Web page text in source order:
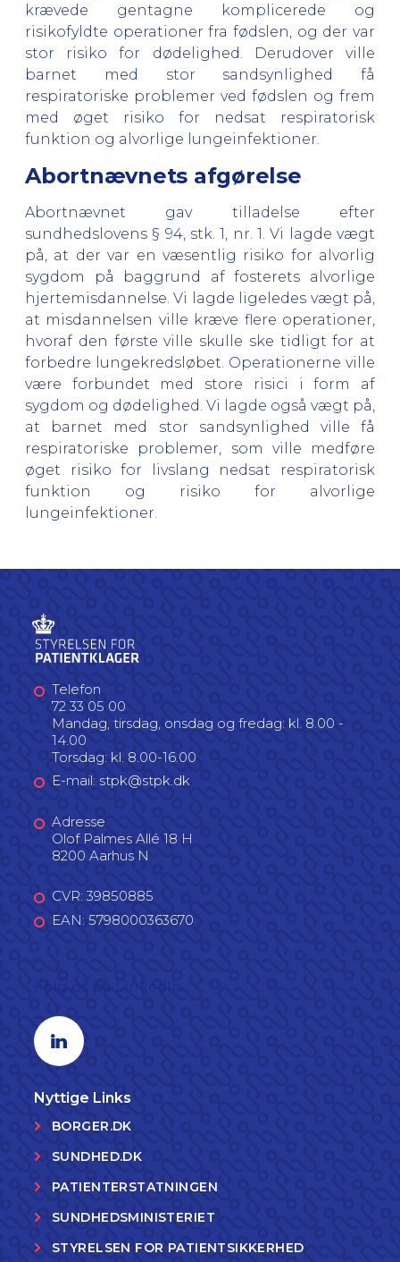
krævede gentagne komplicerede og
risikofyldte operationer fra fødslen, og der var
stor risiko for dødelighed. Derudover ville
barnet med stor sandsynlighed få
respiratoriske problemer ved fødslen og frem
med øget risiko for nedsat respiratorisk
funktion og alvorlige lungeinfektioner.
Abortnævnets afgørelse
Abortnævnet gav tilladelse efter
sundhedslovens § 94, stk. 1, nr. 1. Vi lagde vægt
på, at der var en væsentlig risiko for alvorlig
sygdom på baggrund af fosterets alvorlige
hjertemisdannelse. Vi lagde ligeledes vægt på,
at misdannelsen ville kræve flere operationer,
hvoraf den første ville skulle ske tidligt for at
forbedre lungekredsløbet. Operationerne ville
være forbundet med store risici i form af
sygdom og dødelighed. Vi lagde også vægt på,
at barnet med stor sandsynlighed ville få
respiratoriske problemer, som ville medføre
øget risiko for livslang nedsat respiratorisk
funktion og risiko for alvorlige
lungeinfektioner.
Telefon
72 33 05 00
Mandag, tirsdag, onsdag og fredag: kl. 8.00 -
14.00
Torsdag: kl. 8.00-16.00
E-mail: stpk@stpk.dk
Adresse
Olof Palmes Allé 18 H
8200 Aarhus N
CVR: 39850885
EAN: 5798000363670
Linkedin profil
Nyttige Links
BORGER.DK
SUNDHED.DK
PATIENTERSTATNINGEN
SUNDHEDSMINISTERIET
STYRELSEN FOR PATIENTSIKKERHED